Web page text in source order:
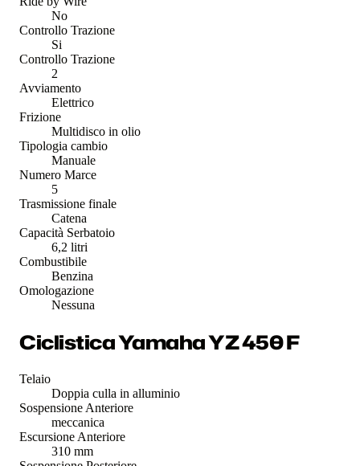
No
Controllo Trazione
Si
Controllo Trazione
2
Avviamento
Elettrico
Frizione
Multidisco in olio
Tipologia cambio
Manuale
Numero Marce
5
Trasmissione finale
Catena
Capacità Serbatoio
6,2 litri
Combustibile
Benzina
Omologazione
Nessuna
Ciclistica Yamaha YZ 450 F
Telaio
Doppia culla in alluminio
Sospensione Anteriore
meccanica
Escursione Anteriore
310 mm